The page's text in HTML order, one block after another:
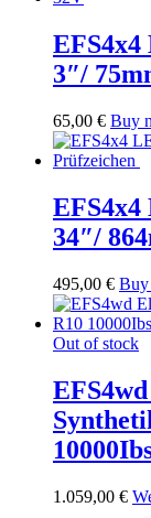
3″/
65,00 € Buy
34″/
495,00 €
Out of stock
1.059,00 €